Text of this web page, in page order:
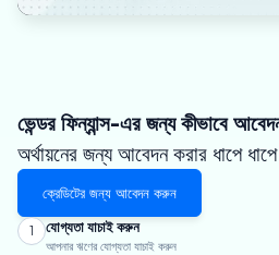
ভেন্ডর ফিন্যান্স-এর জন্য কীভাবে
অর্থায়নের জন্য আবেদন করার ধাপে
ক্রেডিটের জন্য আবেদন করুন
1 যোগ্যতা যাচাই করুন
আপনার ঋণের যোগ্যতা যাচাই করুন